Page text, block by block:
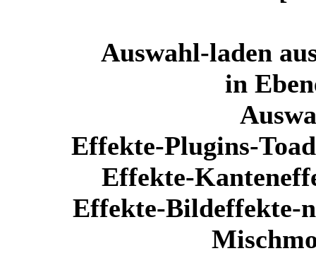
Auswahl-laden
in
Effekte-Plugins-
Effekte-
Effekte-Bildeffekte-